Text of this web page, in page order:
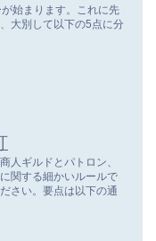
始まります。これに先
大別して以下の5点に分
人ギルドとパトロン、
関する細かいルールで
さい。要点は以下の通